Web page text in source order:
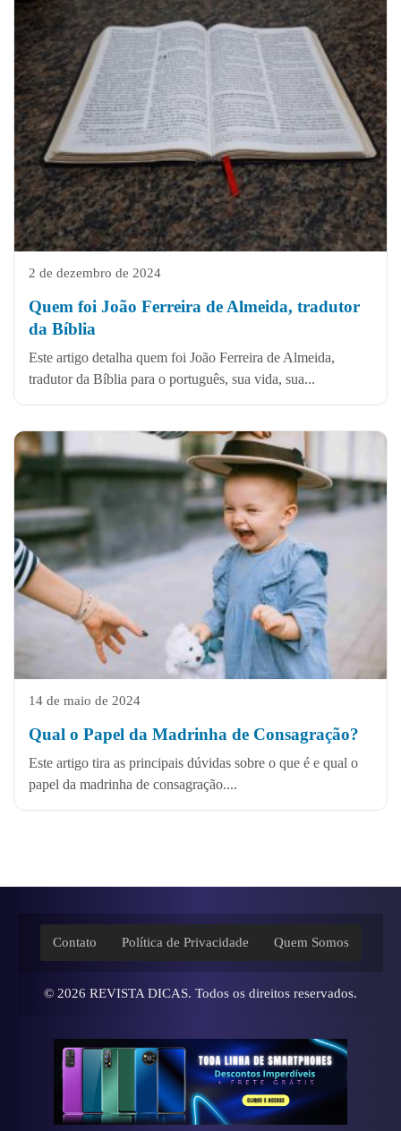
2 de dezembro de 2024
Quem foi João Ferreira de Almeida, tradutor
da Bíblia
Este artigo detalha quem foi João Ferreira de Almeida,
tradutor da Bíblia para o português, sua vida, sua...
14 de maio de 2024
Qual o Papel da Madrinha de Consagração?
Este artigo tira as principais dúvidas sobre o que é e qual o
papel da madrinha de consagração....
Contato Política de Privacidade Quem Somos
© 2026 REVISTA DICAS. Todos os direitos reservados.